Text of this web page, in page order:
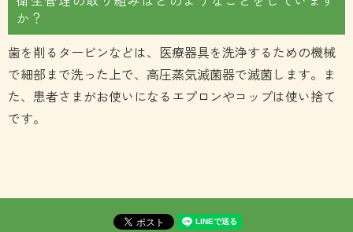
か？
歯を削るタービンなどは、医療器具を洗浄するための機械
で細部まで洗った上で、高圧蒸気滅菌器で滅菌します。ま
た、患者さまがお使いになるエプロンやコップは使い捨て
です。